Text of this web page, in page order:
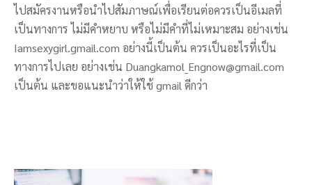
ไปสมัครงานหรือนำไปสัมภาษณ์เพื่อเรียนต่อควรเป็นอีเมลที่
เป็นทางการ ไม่มีคำหยาบ หรือไม่มีคำที่ไม่เหมาะสม อย่างเช่น
Iamsexygirl.gmail.com อย่างนี้เป็นต้น ควรเป็นอะไรที่เป็น
ทางการไปเลย อย่างเช่น Duangkamol_Engnow@gmail.com
เป็นต้น และขอแนะนำว่าให้ใช้ gmail ดีกว่า